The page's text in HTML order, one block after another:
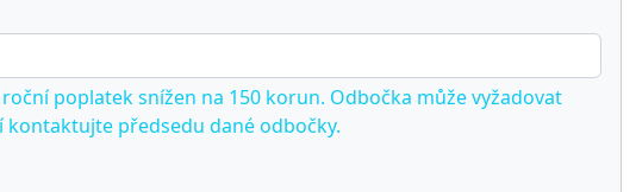
poplatek snížen na 150 korun. Odbočka může vyžadovat
předsedu dané odbočky.